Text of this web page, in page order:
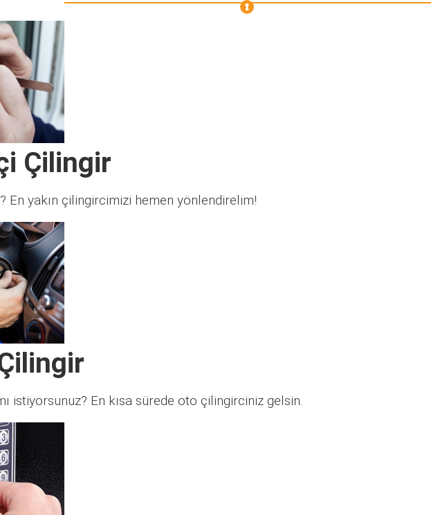
Çilingir
En yakın çilingircimizi hemen yönlendirelim!
istiyorsunuz? En kısa sürede oto çilingirciniz gelsin.